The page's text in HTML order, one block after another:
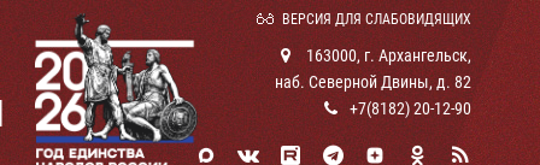
ВЕРСИЯ ДЛЯ СЛАБОВИДЯЩИХ
163000, г. Архангельск,
наб. Северной Двины, д. 82
+7(8182) 20-12-90